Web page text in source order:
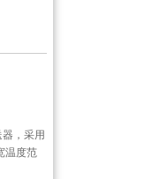
，采用
温度范